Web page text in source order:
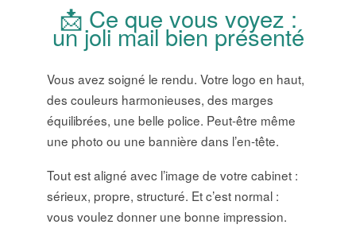
📩 Ce que vous voyez :
un joli mail bien présenté
Vous avez soigné le rendu. Votre logo en haut,
des couleurs harmonieuses, des marges
équilibrées, une belle police. Peut-être même
une photo ou une bannière dans l’en-tête.
Tout est aligné avec l’image de votre cabinet :
sérieux, propre, structuré. Et c’est normal :
vous voulez donner une bonne impression.